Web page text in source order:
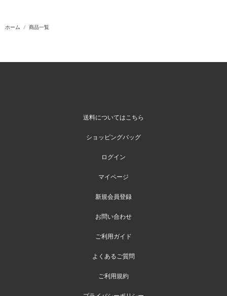
ホーム 商品一覧
送料についてはこちら
ショッピングバッグ
ログイン
マイページ
新規会員登録
お問い合わせ
ご利用ガイド
よくあるご質問
ご利用規約